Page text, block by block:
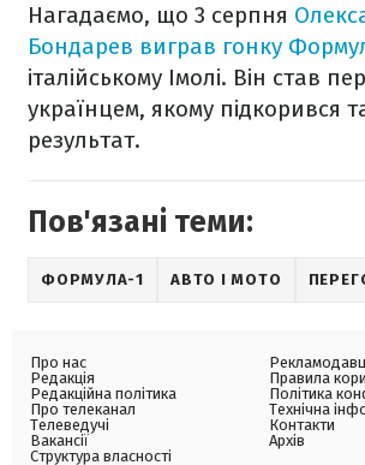
Нагадаємо, що 3 серпня
Бондарев виграв гонку
італійському Імолі. Він став
українцем, якому підкорився
результат.
Пов'язані теми:
ФОРМУЛА-1 АВТО І МОТО
Про нас
Редакція
Редакційна політика
Про телеканал
Телеведучі
Вакансії
Структура власності
Правила
Політика
Технічна
Контакти
Архів